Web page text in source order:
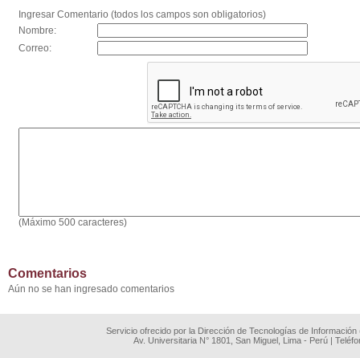
Ingresar Comentario (todos los campos son obligatorios)
Nombre:
Correo:
(Máximo 500 caracteres)
Comentarios
Aún no se han ingresado comentarios
Servicio ofrecido por la Dirección de Tecnologías de
Av. Universitaria N° 1801, San Miguel, Lima - Perú |